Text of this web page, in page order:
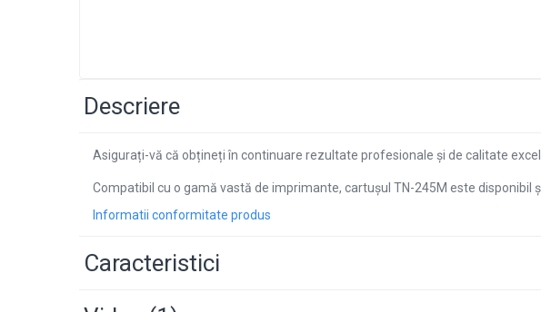
Descriere
Asigurați-vă că obțineți în continuare rezultate profesionale și de calitate
Compatibil cu o gamă vastă de imprimante, cartușul TN-245M este disponibil
Informatii conformitate produs
Caracteristici